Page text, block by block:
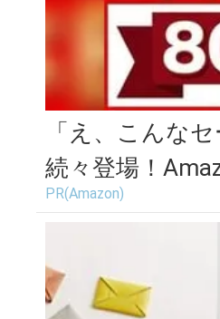
「え、こんな
続々登場！
PR(Amazon)